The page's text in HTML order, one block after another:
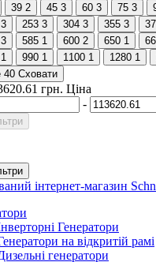
39 2 45 3 60 3 75 3
3 253 3 304 3 355 3
3 585 1 600 2 650 1
1 990 1 1100 1 1280 1
40 Сховати
грн. Ціна
-
Генератори
на відкритій рамі
генератори